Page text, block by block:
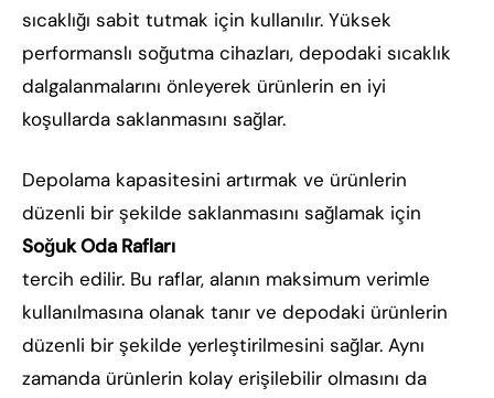
sıcaklığı sabit tutmak için kullanılır. Yüksek
performanslı soğutma cihazları, depodaki sıcaklık
dalgalanmalarını önleyerek ürünlerin en iyi
koşullarda saklanmasını sağlar.
Depolama kapasitesini artırmak ve ürünlerin
düzenli bir şekilde saklanmasını sağlamak için
Soğuk Oda Rafları
tercih edilir. Bu raflar, alanın maksimum verimle
kullanılmasına olanak tanır ve depodaki ürünlerin
düzenli bir şekilde yerleştirilmesini sağlar. Aynı
zamanda ürünlerin kolay erişilebilir olmasını da